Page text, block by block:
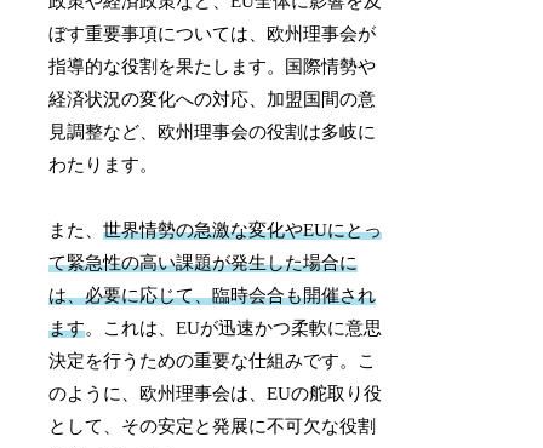
ぼす重要事項については、欧州理事会が
指導的な役割を果たします。国際情勢や
経済状況の変化への対応、加盟国間の意
見調整など、欧州理事会の役割は多岐に
わたります。
また、世界情勢の急激な変化やEUにとっ
て緊急性の高い課題が発生した場合に
は、必要に応じて、臨時会合も開催され
ます。これは、EUが迅速かつ柔軟に意思
決定を行うための重要な仕組みです。こ
のように、欧州理事会は、EUの舵取り役
として、その安定と発展に不可欠な役割